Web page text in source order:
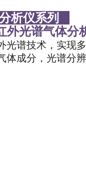
析仪系列
外光谱气体分
光谱技术，实现
体成分，光谱分